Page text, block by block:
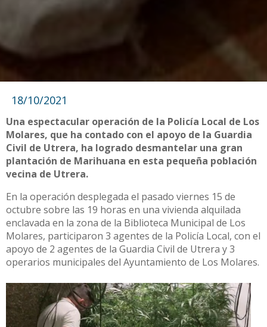
18/10/2021
Una espectacular operación de la Policía Local de Los
Molares, que ha contado con el apoyo de la Guardia
Civil de Utrera, ha logrado desmantelar una gran
plantación de Marihuana en esta pequeña población
vecina de Utrera.
En la operación desplegada el pasado viernes 15 de
octubre sobre las 19 horas en una vivienda alquilada
enclavada en la zona de la Biblioteca Municipal de Los
Molares, participaron 3 agentes de la Policía Local, con el
apoyo de 2 agentes de la Guardia Civil de Utrera y 3
operarios municipales del Ayuntamiento de Los Molares.